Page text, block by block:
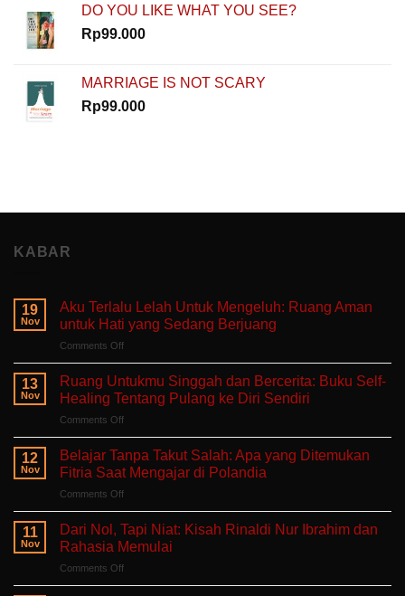
DO YOU LIKE WHAT YOU SEE?
Rp99.000
MARRIAGE IS NOT SCARY
Rp99.000
KABAR
19
Nov
Aku Terlalu Lelah Untuk Mengeluh: Ruang Aman
untuk Hati yang Sedang Berjuang
Comments Offon
Terlalu
Untuk
Mengeluh:
Ruang
Aman
untuk
Sedang
Berjuang
13
Nov
Ruang Untukmu Singgah dan Bercerita: Buku Self-
Healing Tentang Pulang ke Diri Sendiri
Comments Offon
Untukmu
Singgah
dan
Bercerita:
Buku
Self-
Healing
ke
12
Nov
Belajar Tanpa Takut Salah: Apa yang Ditemukan
Fitria Saat Mengajar di Polandia
Comments Offon
Tanpa
Takut
Salah:
Apa
yang
11
Nov
Dari Nol, Tapi Niat: Kisah Rinaldi Nur Ibrahim dan
Rahasia Memulai
Comments Offon